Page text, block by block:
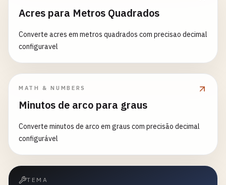
Acres para Metros Quadrados
Converte acres em metros quadrados com precisao decimal
configuravel
MATH & NUMBERS
Minutos de arco para graus
Converte minutos de arco em graus com precisão decimal
configurável
TEMA